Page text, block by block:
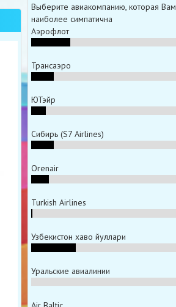
Выберите авиакомпанию, которая Вам
наиболее симпатична
Аэрофлот
Трансаэро
ЮТэйр
Сибирь (S7 Airlines)
Orenair
Turkish Airlines
Узбекистон хаво йуллари
Уральские авиалинии